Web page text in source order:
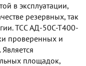
в эксплуатации,
резервных, так
TCC АД-50С-Т400-
проверенных и
площадок,